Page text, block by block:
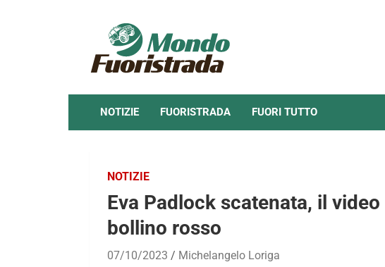
NOTIZIE FUORISTRADA FUORI TUTTO
NOTIZIE
Eva Padlock scatenata, il
bollino rosso
07/10/2023 Michelangelo Loriga